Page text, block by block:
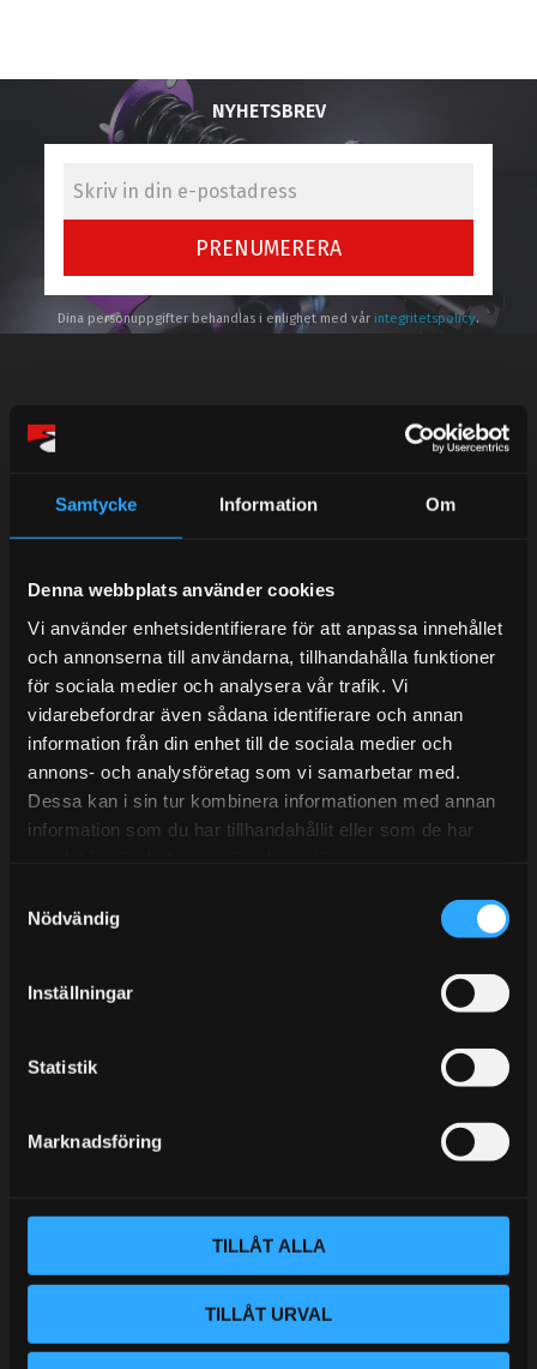
Samtycke Information Om
Denna webbplats använder cookies
Vi använder enhetsidentifierare för att anpassa innehållet
och annonserna till användarna, tillhandahålla funktioner
för sociala medier och analysera vår trafik. Vi
vidarebefordrar även sådana identifierare och annan
information från din enhet till de sociala medier och
annons- och analysföretag som vi samarbetar med.
Dessa kan i sin tur kombinera informationen med annan
information som du har tillhandahållit eller som de har
Nödvändig
Inställningar
Statistik
Marknadsföring
TILLÅT ALLA
TILLÅT URVAL
NYHETSBREV
PRENUMERERA
Dina personuppgifter behandlas i enlighet med vår integritetspolicy.
Semestertider.
Under V.27 - V.33 nås vi enbart på mejl. Ordrar skickas
det helt stängt.
Mån-Tors: 10:30-15:00
Lunchstängt 12:00-13:00
Tel:031- 51 66 60
E-post: info@streetperformance.se
KUNSKAPSCENTER
KUNDTJÄNST